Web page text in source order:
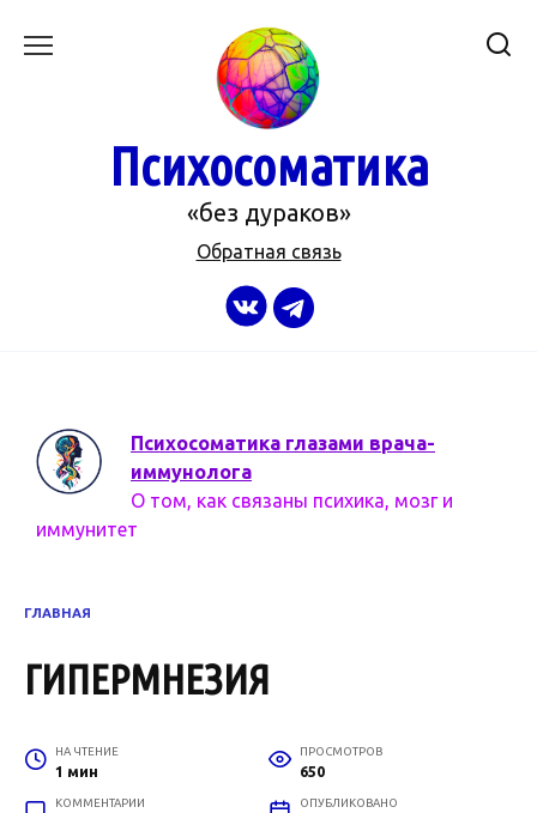
Психосоматика
«без дураков»
Обратная связь
Психосоматика глазами врача-
иммунолога
О том, как связаны психика, мозг и
иммунитет
ГЛАВНАЯ
ГИПЕРМНЕЗИЯ
НА ЧТЕНИЕ
1 мин
ПРОСМОТРОВ
650
КОММЕНТАРИИ ОПУБЛИКОВАНО